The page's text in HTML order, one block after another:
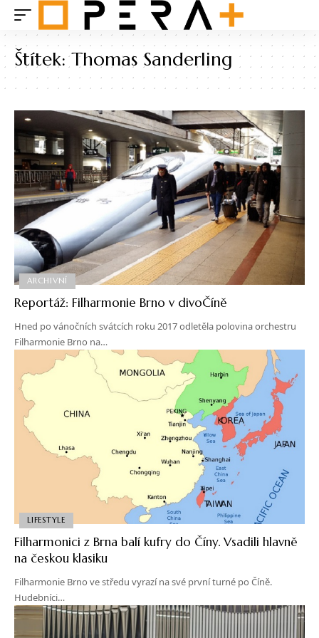
Štítek:Thomas Sanderling
ARCHIVNÍ
Reportáž: Filharmonie Brno v divoČíně
Hned po vánočních svátcích roku 2017 odletěla polovina orchestru
Filharmonie Brno na…
LIFESTYLE
Filharmonici z Brna balí kufry do Číny. Vsadili hlavně
na českou klasiku
Filharmonie Brno ve středu vyrazí na své první turné po Číně.
Hudebníci…